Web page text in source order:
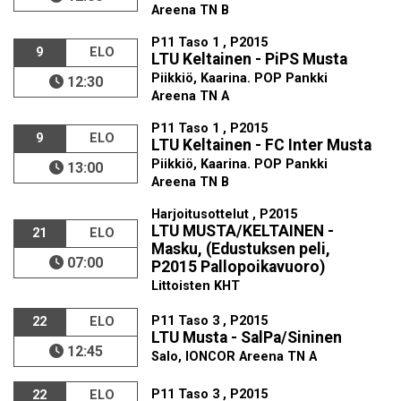
Areena TN B
9 ELO
12:30
P11 Taso 1 , P2015
LTU Keltainen - PiPS Musta
Piikkiö, Kaarina. POP Pankki
Areena TN A
9 ELO
13:00
P11 Taso 1 , P2015
LTU Keltainen - FC Inter Musta
Piikkiö, Kaarina. POP Pankki
Areena TN B
21 ELO
07:00
Harjoitusottelut , P2015
LTU MUSTA/KELTAINEN -
Masku, (Edustuksen peli,
P2015 Pallopoikavuoro)
Littoisten KHT
22 ELO
12:45
P11 Taso 3 , P2015
LTU Musta - SalPa/Sininen
Salo, IONCOR Areena TN A
22 ELO P11 Taso 3 , P2015